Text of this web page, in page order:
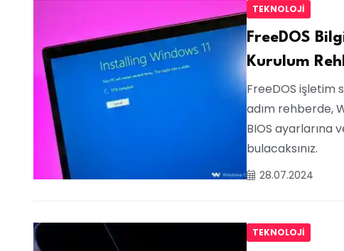
TEKNOLOJI
FreeDOS
Kurulum
FreeDOS işletim
adım rehberde,
BIOS ayarlarına
bulacaksınız.
28.07.2024
TEKNOLOJI